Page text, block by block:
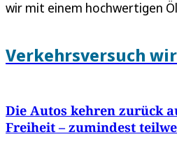
wir mit einem hochwertigen
Verkehrsversuch
Die Autos kehren zurück
Freiheit – zumindest